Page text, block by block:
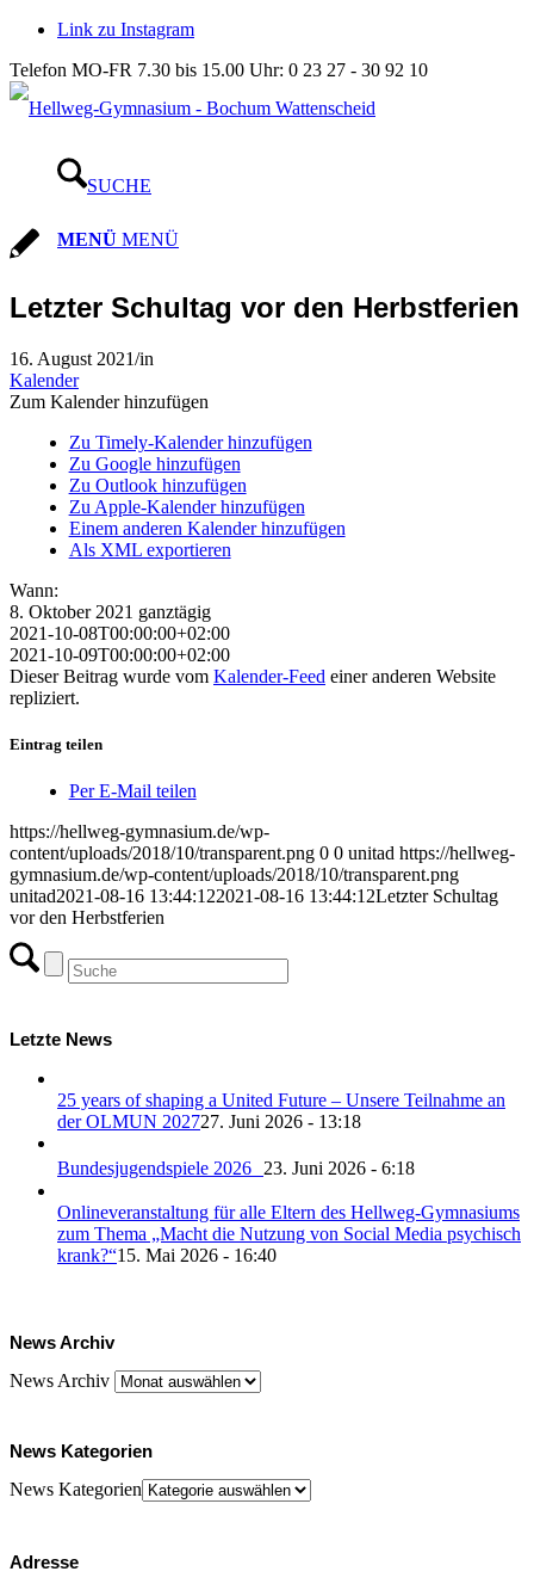
Link zu Instagram
Telefon MO-FR 7.30 bis 15.00 Uhr: 0 23 27 - 30 92 10
SUCHE
MENÜ MENÜ
Letzter Schultag vor den Herbstferien
16. August 2021/in
Kalender
Zum Kalender hinzufügen
Zu Timely-Kalender hinzufügen
Zu Google hinzufügen
Zu Outlook hinzufügen
Zu Apple-Kalender hinzufügen
Einem anderen Kalender hinzufügen
Als XML exportieren
Wann:
8. Oktober 2021 ganztägig
2021-10-08T00:00:00+02:00
2021-10-09T00:00:00+02:00
Dieser Beitrag wurde vom Kalender-Feed einer anderen Website
repliziert.
Eintrag teilen
Per E-Mail teilen
https://hellweg-gymnasium.de/wp-
content/uploads/2018/10/transparent.png 0 0 unitad https://hellweg-
gymnasium.de/wp-content/uploads/2018/10/transparent.png
unitad2021-08-16 13:44:122021-08-16 13:44:12Letzter Schultag
vor den Herbstferien
Letzte News
25 years of shaping a United Future – Unsere Teilnahme an
der OLMUN 202727. Juni 2026 - 13:18
Bundesjugendspiele 2026 23. Juni 2026 - 6:18
Onlineveranstaltung für alle Eltern des Hellweg-Gymnasiums
zum Thema „Macht die Nutzung von Social Media psychisch
krank?“15. Mai 2026 - 16:40
News Archiv
News Archiv
News Kategorien
News Kategorien
Adresse